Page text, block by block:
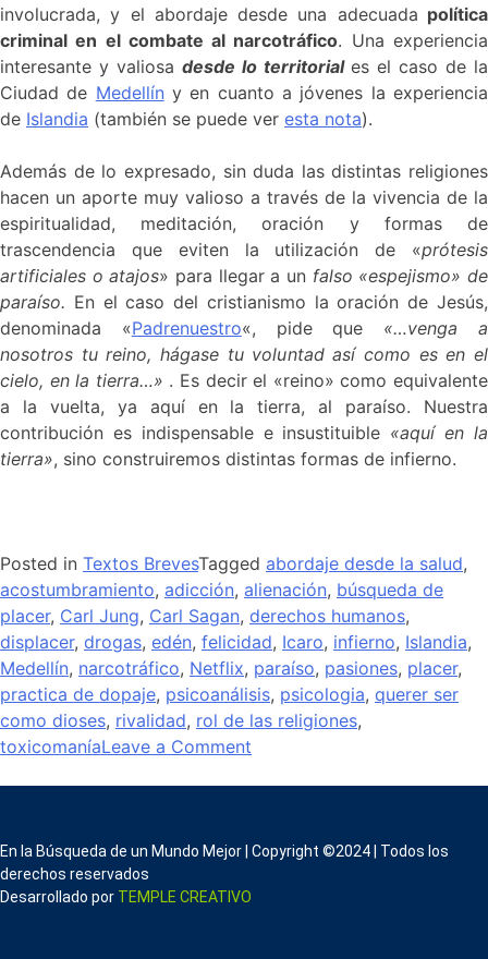
involucrada, y el abordaje desde una adecuada política
criminal en el combate al narcotráfico. Una experiencia
interesante y valiosa desde lo territorial es el caso de la
Ciudad de Medellín y en cuanto a jóvenes la experiencia
de Islandia (también se puede ver esta nota).
Además de lo expresado, sin duda las distintas religiones
hacen un aporte muy valioso a través de la vivencia de la
espiritualidad, meditación, oración y formas de
trascendencia que eviten la utilización de «prótesis
artificiales o atajos» para llegar a un falso «espejismo» de
paraíso. En el caso del cristianismo la oración de Jesús,
denominada «Padrenuestro«, pide que «…venga a
nosotros tu reino, hágase tu voluntad así como es en el
cielo, en la tierra…» . Es decir el «reino» como equivalente
a la vuelta, ya aquí en la tierra, al paraíso. Nuestra
contribución es indispensable e insustituible «aquí en la
tierra», sino construiremos distintas formas de infierno.
Posted in Textos BrevesTagged abordaje desde la salud,
acostumbramiento, adicción, alienación, búsqueda de
placer, Carl Jung, Carl Sagan, derechos humanos,
displacer, drogas, edén, felicidad, Icaro, infierno, Islandia,
Medellín, narcotráfico, Netflix, paraíso, pasiones, placer,
practica de dopaje, psicoanálisis, psicologia, querer ser
como dioses, rivalidad, rol de las religiones,
toxicomaníaLeave a Comment
En la Búsqueda de un Mundo Mejor | Copyright ©2024 | Todos los
derechos reservados
Desarrollado por TEMPLE CREATIVO